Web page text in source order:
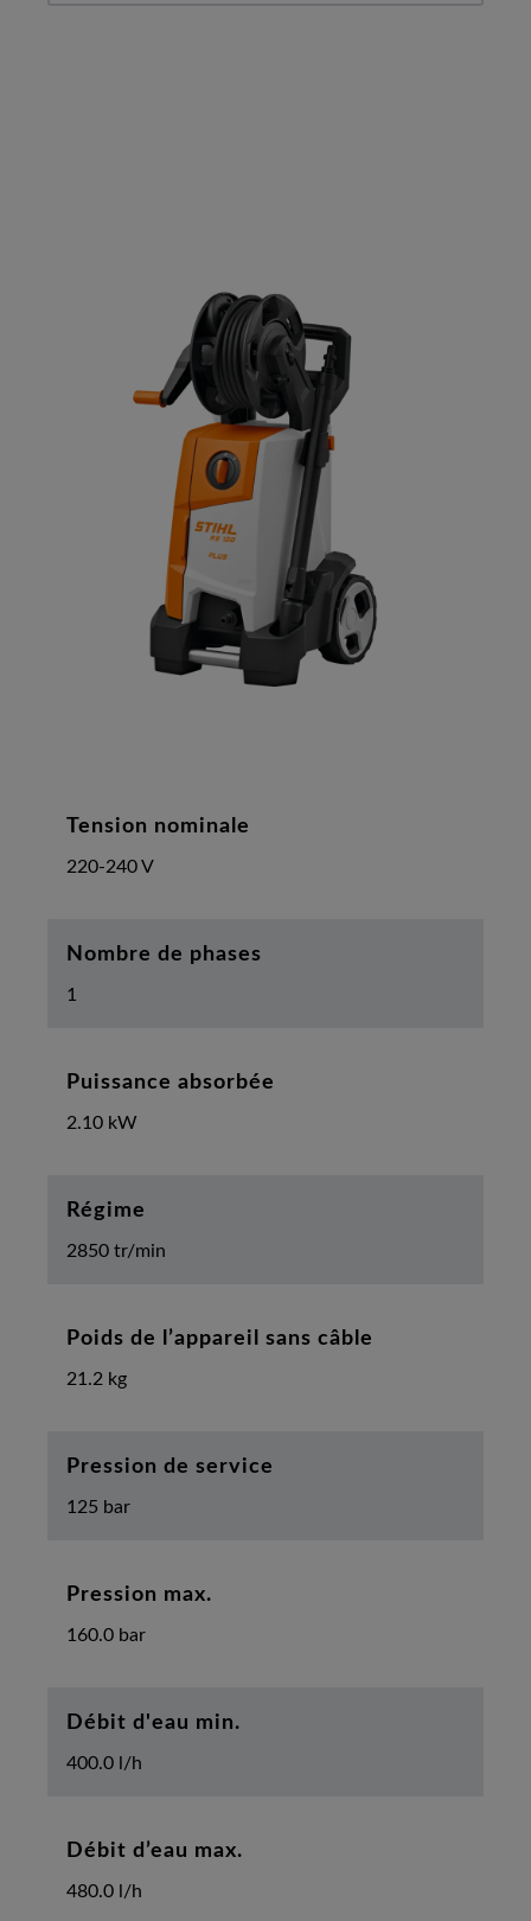
Tension nominale
220-240 V
Nombre de phases
1
Puissance absorbée
2.10 kW
Régime
2850 tr/min
Poids de l’appareil sans câble
21.2 kg
Pression de service
125 bar
Pression max.
160.0 bar
Débit d'eau min.
400.0 l/h
Débit d’eau max.
480.0 l/h